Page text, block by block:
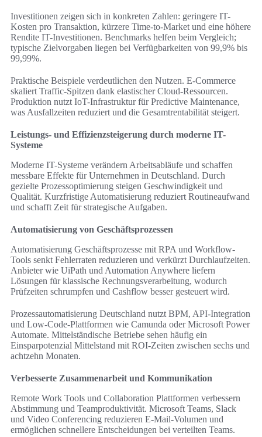
Investitionen zeigen sich in konkreten Zahlen: geringere IT-
Kosten pro Transaktion, kürzere Time-to-Market und eine höhere
Rendite IT-Investitionen. Benchmarks helfen beim Vergleich;
typische Zielvorgaben liegen bei Verfügbarkeiten von 99,9% bis
99,99%.
Praktische Beispiele verdeutlichen den Nutzen. E-Commerce
skaliert Traffic-Spitzen dank elastischer Cloud-Ressourcen.
Produktion nutzt IoT-Infrastruktur für Predictive Maintenance,
was Ausfallzeiten reduziert und die Gesamtrentabilität steigert.
Leistungs- und Effizienzsteigerung durch moderne IT-
Systeme
Moderne IT-Systeme verändern Arbeitsabläufe und schaffen
messbare Effekte für Unternehmen in Deutschland. Durch
gezielte Prozessoptimierung steigen Geschwindigkeit und
Qualität. Kurzfristige Automatisierung reduziert Routineaufwand
und schafft Zeit für strategische Aufgaben.
Automatisierung von Geschäftsprozessen
Automatisierung Geschäftsprozesse mit RPA und Workflow-
Tools senkt Fehlerraten reduzieren und verkürzt Durchlaufzeiten.
Anbieter wie UiPath und Automation Anywhere liefern
Lösungen für klassische Rechnungsverarbeitung, wodurch
Prüfzeiten schrumpfen und Cashflow besser gesteuert wird.
Prozessautomatisierung Deutschland nutzt BPM, API-Integration
und Low-Code-Plattformen wie Camunda oder Microsoft Power
Automate. Mittelständische Betriebe sehen häufig ein
Einsparpotenzial Mittelstand mit ROI-Zeiten zwischen sechs und
achtzehn Monaten.
Verbesserte Zusammenarbeit und Kommunikation
Remote Work Tools und Collaboration Plattformen verbessern
Abstimmung und Teamproduktivität. Microsoft Teams, Slack
und Video Conferencing reduzieren E-Mail-Volumen und
ermöglichen schnellere Entscheidungen bei verteilten Teams.